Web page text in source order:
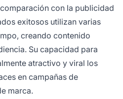
con la publicidad
exitosos utilizan varias
creando contenido
Su capacidad para
atractivo y viral los
en campañas de
marca.